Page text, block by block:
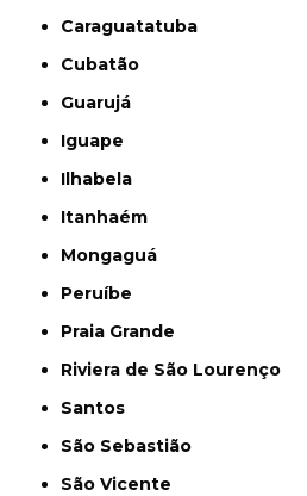
Caraguatatuba
Cubatão
Guarujá
Iguape
Ilhabela
Itanhaém
Mongaguá
Peruíbe
Praia Grande
Riviera de São Lourenço
Santos
São Sebastião
São Vicente